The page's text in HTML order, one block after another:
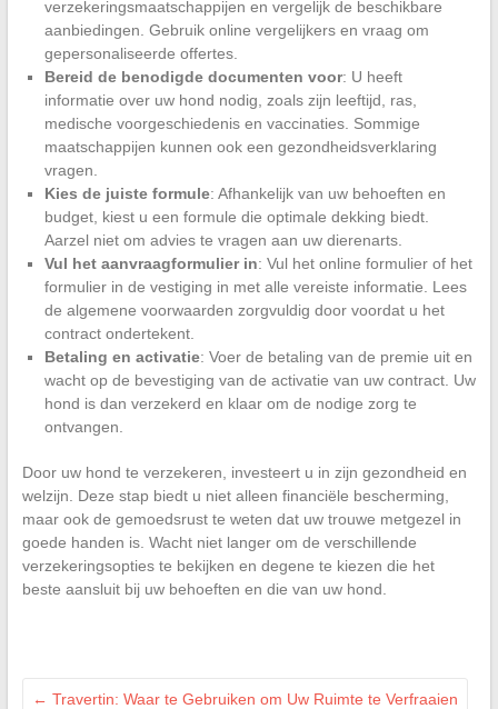
verzekeringsmaatschappijen en vergelijk de beschikbare
aanbiedingen. Gebruik online vergelijkers en vraag om
gepersonaliseerde offertes.
Bereid de benodigde documenten voor: U heeft
informatie over uw hond nodig, zoals zijn leeftijd, ras,
medische voorgeschiedenis en vaccinaties. Sommige
maatschappijen kunnen ook een gezondheidsverklaring
vragen.
Kies de juiste formule: Afhankelijk van uw behoeften en
budget, kiest u een formule die optimale dekking biedt.
Aarzel niet om advies te vragen aan uw dierenarts.
Vul het aanvraagformulier in: Vul het online formulier of het
formulier in de vestiging in met alle vereiste informatie. Lees
de algemene voorwaarden zorgvuldig door voordat u het
contract ondertekent.
Betaling en activatie: Voer de betaling van de premie uit en
wacht op de bevestiging van de activatie van uw contract. Uw
hond is dan verzekerd en klaar om de nodige zorg te
ontvangen.
Door uw hond te verzekeren, investeert u in zijn gezondheid en
welzijn. Deze stap biedt u niet alleen financiële bescherming,
maar ook de gemoedsrust te weten dat uw trouwe metgezel in
goede handen is. Wacht niet langer om de verschillende
verzekeringsopties te bekijken en degene te kiezen die het
beste aansluit bij uw behoeften en die van uw hond.
← Travertin: Waar te Gebruiken om Uw Ruimte te Verfraaien